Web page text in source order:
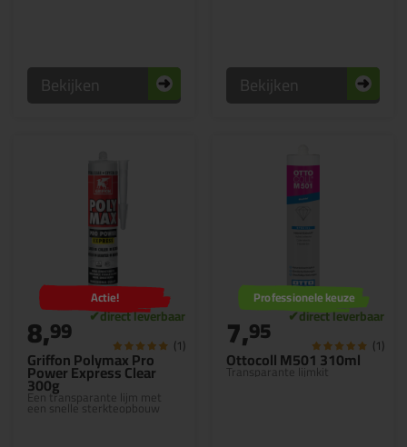
Bekijken Bekijken
Griffon Polymax Pro
Power Express Clear
300g
Een transparante lijm met
een snelle sterkteopbouw
Actie!
8,99 (1)
Ottocoll M501 310ml
Transparante lijmkit
Professionele keuze
7,95 (1)